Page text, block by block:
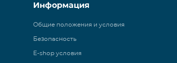
Информация
Общие положения и условия
Безопасность
E-shop условия